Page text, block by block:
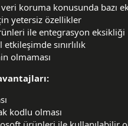
koruma konusunda bazı
yetersiz özellikler
ile entegrasyon eksikliği
sınırlılık
olmaması
kodlu olması